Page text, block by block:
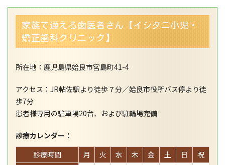
家族で通える歯医者さん【イシタニ小児・
矯正歯科クリニック】
所在地：鹿児島県姶良市宮島町41-4
アクセス：JR帖佐駅より徒歩７分／姶良市役所バス停より徒
歩7分
患者様専用の駐車場20台、および駐輪場完備
診療カレンダー：
診療時間
月 火 水 木 金 土 日
祝